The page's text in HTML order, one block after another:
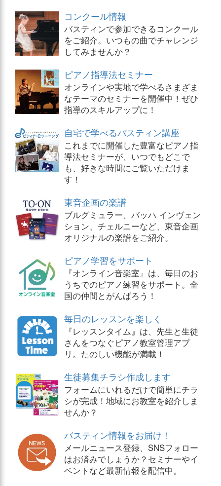
コンクール情報
バスティンで参加できるコンクール
をご紹介。いつもの曲でチャレンジ
してみませんか？
ピアノ指導法セミナー
オンラインや実地で学べるさまざま
なテーマのセミナーを開催中！ぜひ
指導のスキルアップに！
自宅で学べるバスティン講座
これまでに開催した豊富なピアノ指
導法セミナーが、いつでもどこで
も、好きな時間にご覧いただけま
す！
東音企画の楽譜
ブルグミュラー、バッハ インヴェン
ション、チェルニーなど、東音企画
オリジナルの楽譜をご紹介。
ピアノ学習をサポート
『オンライン音楽室』は、毎日のお
うちでのピアノ練習をサポート。全
国の仲間とがんばろう！
毎日のレッスンを楽しく
『レッスンタイム』は、先生と生徒
さんをつなぐピアノ教室管理アプ
リ。たのしい機能が満載！
生徒募集チラシ作成します
フォームにいれるだけで簡単にチラ
シが完成！地域にお教室を紹介しま
せんか？
バスティン情報をお届け！
メールニュース登録、SNSフォロー
はお済みでしょうか？セミナーやイ
ベントなど最新情報を配信中。